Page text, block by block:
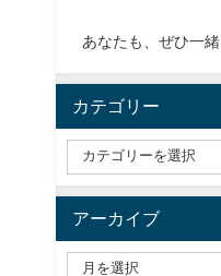
あなたも、ぜひ一
カテゴリー
アーカイブ